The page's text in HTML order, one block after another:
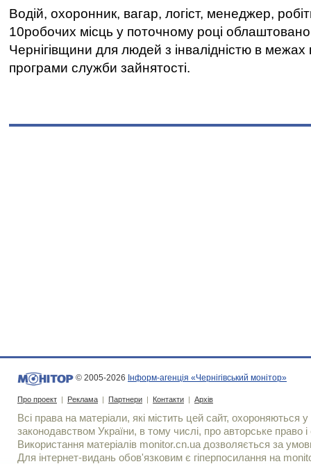
Водій, охоронник, вагар, логіст, менеджер,
10робочих місць у поточному році
Чернігівщини для людей з інвалідністю в межах
програми служби зайнятості.
© 2005-2026 Інформ-агенція «Чернігівський монітор»
Про проект | Реклама | Партнери | Контакти | Архів
Всі права на матеріали, які містить цей сайт, охороняються у
законодавством України, в тому числі, про авторське право і
Використання матерiалiв monitor.cn.ua дозволяється за
Для iнтернет-видань обов'язковим є гiперпосилання на